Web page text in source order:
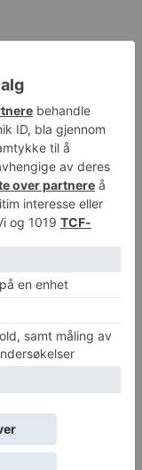
times søvn kan
til å spise
mindre